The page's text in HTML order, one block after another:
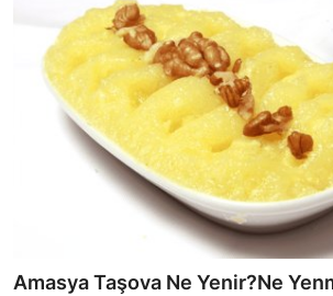
Rüya Tabirleri
Diyet & Sağlıklı Beslenme
İletişim
Helal Gıda & Dini Hükümler
Amasya Taşova Ne Yenir?Ne